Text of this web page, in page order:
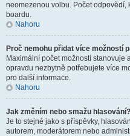
neomezenou volbu. Počet odpovědí,
boardu.
Nahoru
Proč nemohu přidat více možností
Maximální počet možností stanovuje
opravdu nezbytně potřebujete více
pro další informace.
Nahoru
Jak změním nebo smažu hlasování?
Je to stejné jako s příspěvky,
autorem, moderátorem nebo